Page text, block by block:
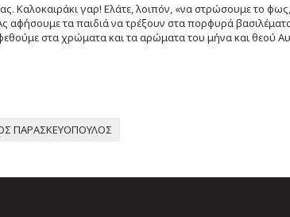
Καλοκαιράκι γαρ! Ελάτε, λοιπόν, «να στρώσουμε το
αφήσουμε τα παιδιά να τρέξουν στα πορφυρά
στα χρώματα και τα αρώματα του μήνα και θεού
ΠΑΡΑΣΚΕΥΟΠΟΥΛΟΣ